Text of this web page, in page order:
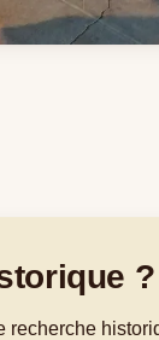
?
recherche